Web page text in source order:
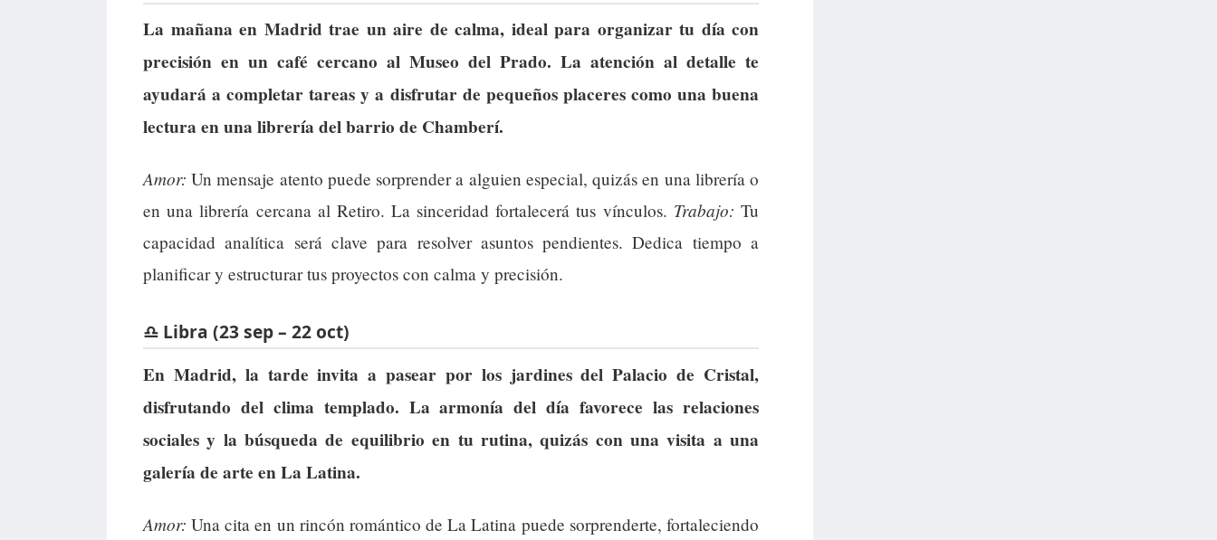
La mañana en Madrid trae un aire de calma, ideal para organizar tu día con
precisión en un café cercano al Museo del Prado. La atención al detalle te
ayudará a completar tareas y a disfrutar de pequeños placeres como una buena
lectura en una librería del barrio de Chamberí.
Amor: Un mensaje atento puede sorprender a alguien especial, quizás en una librería o
en una librería cercana al Retiro. La sinceridad fortalecerá tus vínculos. Trabajo: Tu
capacidad analítica será clave para resolver asuntos pendientes. Dedica tiempo a
planificar y estructurar tus proyectos con calma y precisión.
♎ Libra (23 sep – 22 oct)
En Madrid, la tarde invita a pasear por los jardines del Palacio de Cristal,
disfrutando del clima templado. La armonía del día favorece las relaciones
sociales y la búsqueda de equilibrio en tu rutina, quizás con una visita a una
galería de arte en La Latina.
Amor: Una cita en un rincón romántico de La Latina puede sorprenderte, fortaleciendo